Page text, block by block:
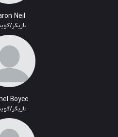
Aaron Neil
بازیگر/گوینده
Lionel Boyce
بازیگر/گوینده